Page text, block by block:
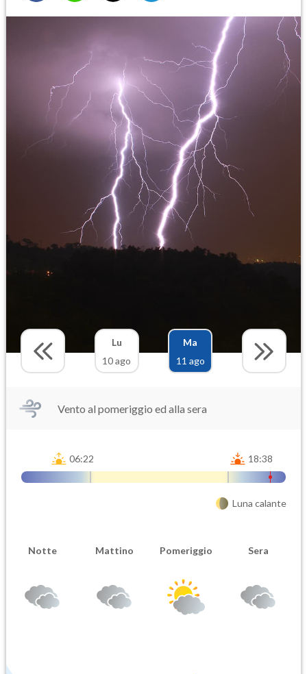
Lu
10 ago
Ma
11 ago
Vento al pomeriggio ed alla sera
06:22 18:38
Luna calante
Notte Mattino Pomeriggio Sera